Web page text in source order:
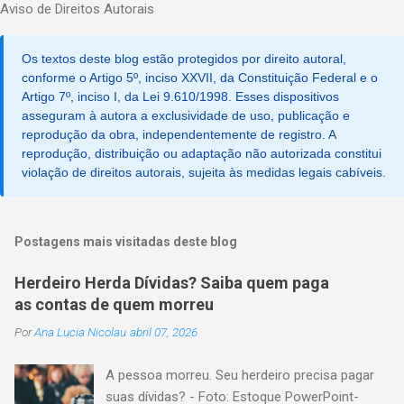
Aviso de Direitos Autorais
Os textos deste blog estão protegidos por direito autoral,
conforme o Artigo 5º, inciso XXVII, da Constituição Federal e o
Artigo 7º, inciso I, da Lei 9.610/1998. Esses dispositivos
asseguram à autora a exclusividade de uso, publicação e
reprodução da obra, independentemente de registro. A
reprodução, distribuição ou adaptação não autorizada constitui
violação de direitos autorais, sujeita às medidas legais cabíveis.
Postagens mais visitadas deste blog
Herdeiro Herda Dívidas? Saiba quem paga
as contas de quem morreu
PorAna Lucia Nicolau abril 07, 2026
A pessoa morreu. Seu herdeiro precisa pagar
suas dívidas? - Foto: Estoque PowerPoint-